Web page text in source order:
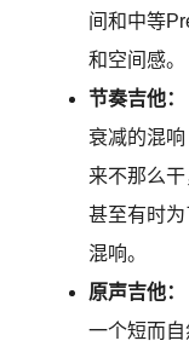
间和中等
和空间感。
节奏吉他：
衰减的混
来不那么
甚至有时为
混响。
原声吉他：
一个短而